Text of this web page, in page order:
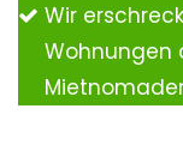
Wir
Wohnungen